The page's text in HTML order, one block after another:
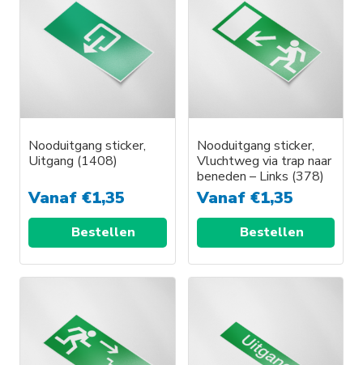
Nooduitgang sticker,
Uitgang (1408)
Vanaf €1,35
Bestellen
Dit
meerdere
variaties.
Nooduitgang sticker,
Vluchtweg via trap naar
beneden – Links (378)
Vanaf €1,35
Bestellen
Dit
variaties.